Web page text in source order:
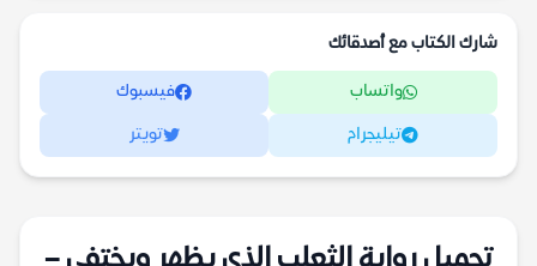
شارك الكتاب مع أصدقائك
واتساب فيسبوك
تيليجرام تويتر